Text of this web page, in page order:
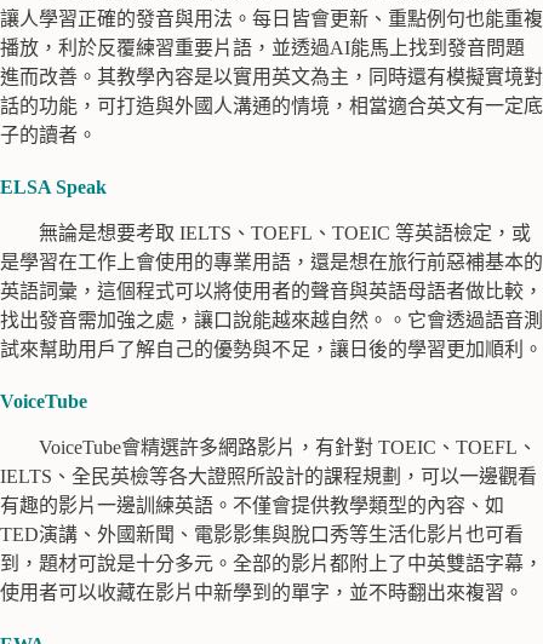
讓人學習正確的發音與用法。每日皆會更新、重點例句也能重複
播放，利於反覆練習重要片語，並透過AI能馬上找到發音問題
進而改善。其教學內容是以實用英文為主，同時還有模擬實境對
話的功能，可打造與外國人溝通的情境，相當適合英文有一定底
子的讀者。
ELSA Speak
無論是想要考取 IELTS 、 TOEFL 、 TOEIC 等英語檢定，或
是學習在工作上會使用的專業用語，還是想在旅行前惡補基本的
英語詞彙，這個程式可以將使用者的聲音與英語母語者做比較，
找出發音需加強之處，讓口說能越來越自然。。它會透過語音測
試來幫助用戶了解自己的優勢與不足，讓日後的學習更加順利。
VoiceTube
VoiceTube會精選許多網路影片，有針對 TOEIC、TOEFL、
IELTS、全民英檢等各大證照所設計的課程規劃， 可以一邊觀看
有趣的影片一邊訓練英語。 不僅會提供教學類型的內容、如
TED演講、外國新聞、電影影集與脫口秀等生活化影片也可看
到，題材可說是十分多元。全部的影片都附上了中英雙語字幕，
使用者可以收藏在影片中新學到的單字，並不時翻出來複習。